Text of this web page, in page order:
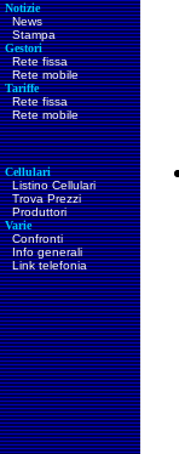
Notizie
News
Stampa
Gestori
Rete fissa
Rete mobile
Tariffe
Rete fissa
Rete mobile
Cellulari
Listino Cellulari
Trova Prezzi
Produttori
Varie
Confronti
Info generali
Link telefonia